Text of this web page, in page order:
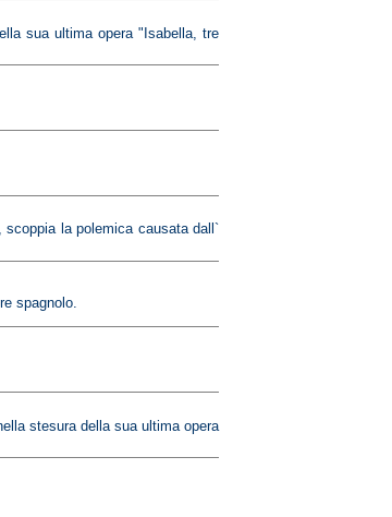
sua ultima opera "Isabella, tre
la polemica causata dall`
spagnolo.
stesura della sua ultima opera